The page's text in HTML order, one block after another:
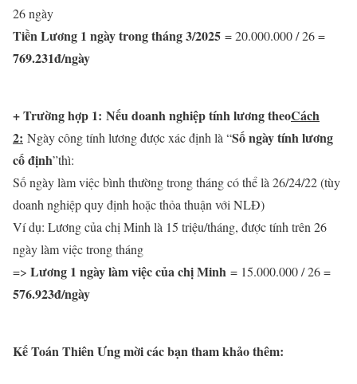
26 ngày
Tiền Lương 1 ngày trong tháng 3/2025 = 20.000.000 / 26 =
769.231đ/ngày
+ Trường hợp 1: Nếu doanh nghiệp tính lương theoCách
2: Ngày công tính lương được xác định là “Số ngày tính lương
cố định”thì:
Số ngày làm việc bình thường trong tháng có thể là 26/24/22 (tùy
doanh nghiệp quy định hoặc thỏa thuận với NLĐ)
Ví dụ: Lương của chị Minh là 15 triệu/tháng, được tính trên 26
ngày làm việc trong tháng
=> Lương 1 ngày làm việc của chị Minh = 15.000.000 / 26 =
576.923đ/ngày
Kế Toán Thiên Ưng mời các bạn tham khảo thêm: